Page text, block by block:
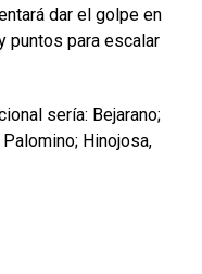
dar el golpe en
puntos para escalar
sería: Bejarano;
Hinojosa,